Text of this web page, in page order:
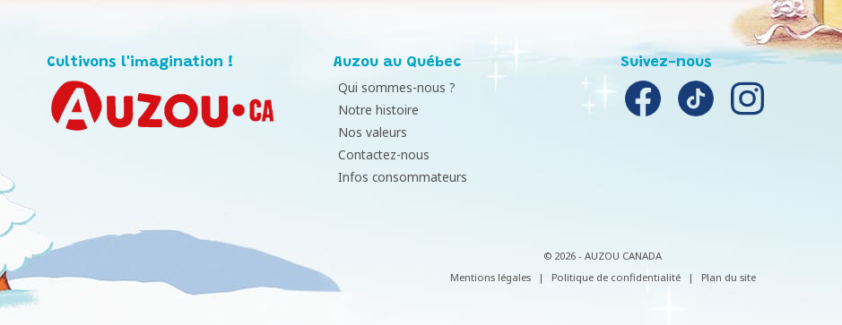
Cultivons l'imagination ! Auzou au Québec
Qui sommes-nous ?
Notre histoire
Nos valeurs
Contactez-nous
Infos consommateurs
Suivez-nous
© 2026 - AUZOU CANADA
Mentions légales
| Politique de confidentialité | Plan du site